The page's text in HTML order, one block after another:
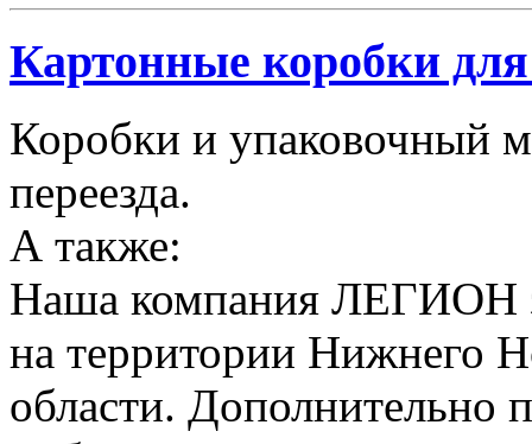
Картонные коробки для
Коробки и упаковочный
переезда.
А также:
Наша компания ЛЕГИОН
на территории Нижнего
области. Дополнительно